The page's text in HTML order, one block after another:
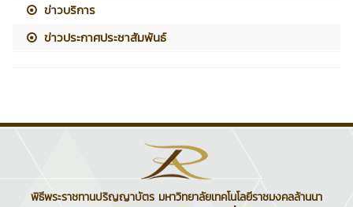
ข่าวบริการ
ข่าวประกาศประชาสัมพันธ์
พิธีพระราชทานปริญญาบัตร มหาวิทยาลัยเทคโนโลยีราชมงคลล้านนา